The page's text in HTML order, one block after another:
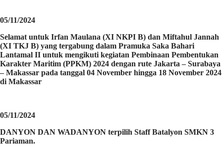
05/11/2024
Selamat untuk Irfan Maulana (XI NKPI B) dan Miftahul Jannah
(XI TKJ B) yang tergabung dalam Pramuka Saka Bahari
Lantamal II untuk mengikuti kegiatan Pembinaan Pembentukan
Karakter Maritim (PPKM) 2024 dengan rute Jakarta – Surabaya
– Makassar pada tanggal 04 November hingga 18 November 2024
di Makassar
05/11/2024
DANYON DAN WADANYON terpilih Staff Batalyon SMKN 3
Pariaman.